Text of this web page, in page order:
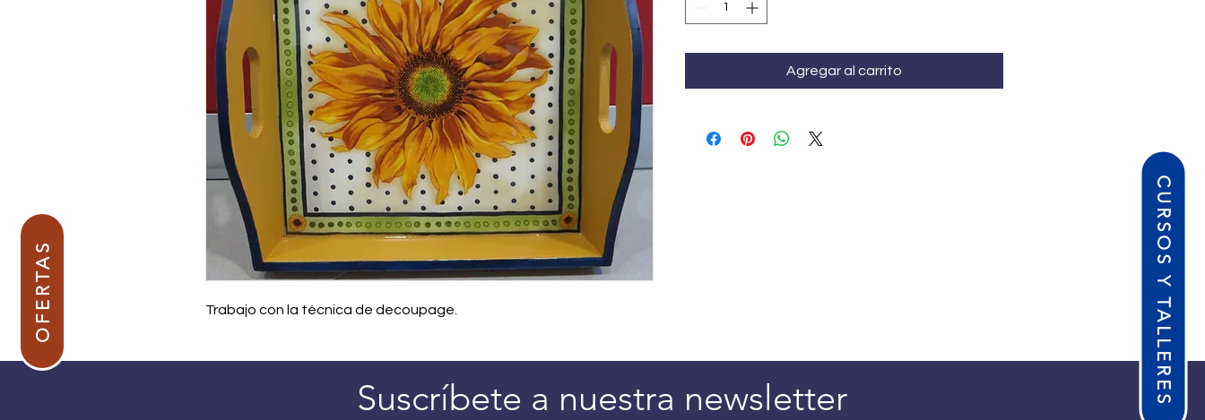
CURSOS Y TALLERES
OFERTAS Trabajo con la técnica de decoupage.
Agregar al carrito
Suscríbete a nuestra newsletter